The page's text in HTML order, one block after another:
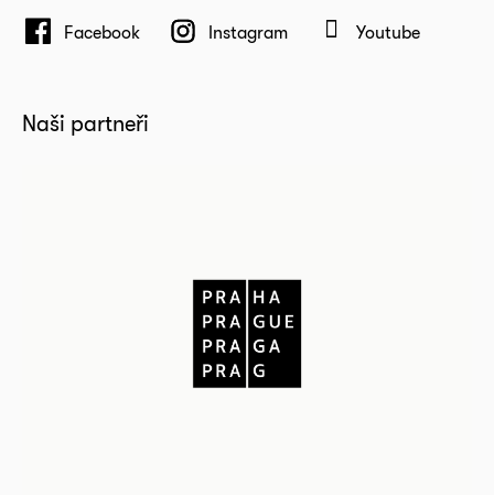
Facebook Instagram Youtube
Naši partneři